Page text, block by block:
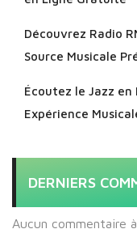
Découvrez Radio
Source Musicale
Écoutez le Jazz en
Expérience
DERNIERS
Aucun commentaire